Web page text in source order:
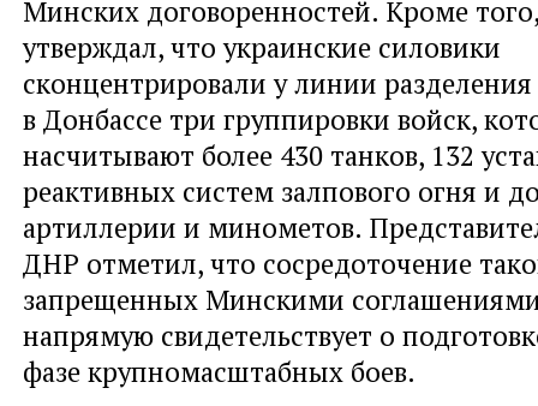
Минских договоренностей. Кроме
утверждал, что украинские силовики
сконцентрировали у линии
в Донбассе три группировки войск,
насчитывают более 430 танков, 132
реактивных систем залпового огня и
артиллерии и минометов.
ДНР отметил, что сосредоточение
запрещенных Минскими
напрямую свидетельствует о
фазе крупномасштабных боев.